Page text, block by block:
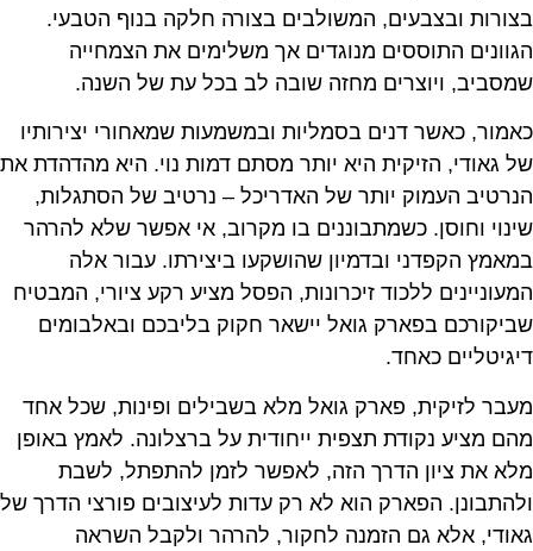
בצורות ובצבעים, המשולבים בצורה חלקה בנוף הטבעי.
הגוונים התוססים מנוגדים אך משלימים את הצמחייה
שמסביב, ויוצרים מחזה שובה לב בכל עת של השנה.
כאמור, כאשר דנים בסמליות ובמשמעות שמאחורי יצירותיו
של גאודי, הזיקית היא יותר מסתם דמות נוי. היא מהדהדת את
הנרטיב העמוק יותר של האדריכל – נרטיב של הסתגלות,
שינוי וחוסן. כשמתבוננים בו מקרוב, אי אפשר שלא להרהר
במאמץ הקפדני ובדמיון שהושקעו ביצירתו. עבור אלה
המעוניינים ללכוד זיכרונות, הפסל מציע רקע ציורי, המבטיח
שביקורכם בפארק גואל יישאר חקוק בליבכם ובאלבומים
דיגיטליים כאחד.
מעבר לזיקית, פארק גואל מלא בשבילים ופינות, שכל אחד
מהם מציע נקודת תצפית ייחודית על ברצלונה. לאמץ באופן
מלא את ציון הדרך הזה, לאפשר לזמן להתפתל, לשבת
ולהתבונן. הפארק הוא לא רק עדות לעיצובים פורצי הדרך של
גאודי, אלא גם הזמנה לחקור, להרהר ולקבל השראה